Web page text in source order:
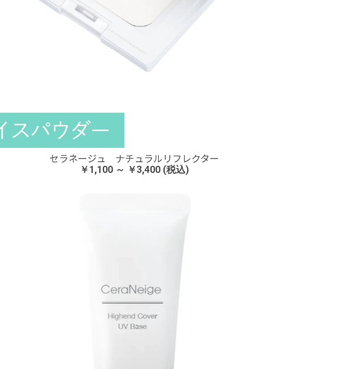
セラネージュ ナチュラルリフレクター
￥1,100 ～ ￥3,400 (税込)